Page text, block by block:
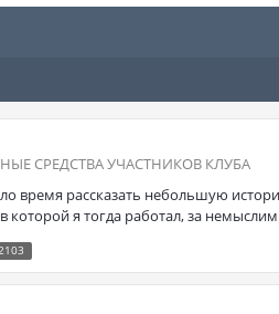
СРЕДСТВА УЧАСТНИКОВ КЛУБА
время рассказать небольшую
я тогда работал, за
2103